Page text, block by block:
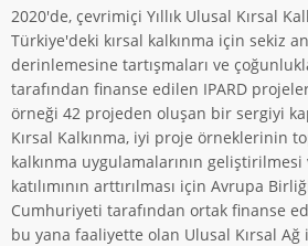
2020'de, çevrimiçi Yıllık Ulusal Kırsal
Türkiye'deki kırsal kalkınma için sekiz
derinlemesine tartışmaları ve
tarafından finanse edilen IPARD
örneği 42 projeden oluşan bir sergiyi
Kırsal Kalkınma, iyi proje örneklerinin
kalkınma uygulamalarının geliştirilmesi
katılımının arttırılması için Avrupa
Cumhuriyeti tarafından ortak finanse
bu yana faaliyette olan Ulusal Kırsal Ağ